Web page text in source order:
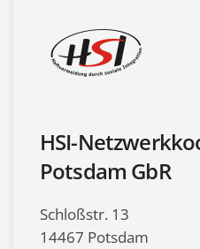
HSI-
Potsdam GbR
Schloßstr. 13
14467 Potsdam